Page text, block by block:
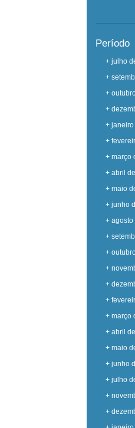
Período
+ julho
+
+
+
+
+
+ março
+ abril
+ maio
+ junho
+ agosto
+
+
+
+
+
+ março
+ abril
+ maio
+ junho
+ julho
+
+